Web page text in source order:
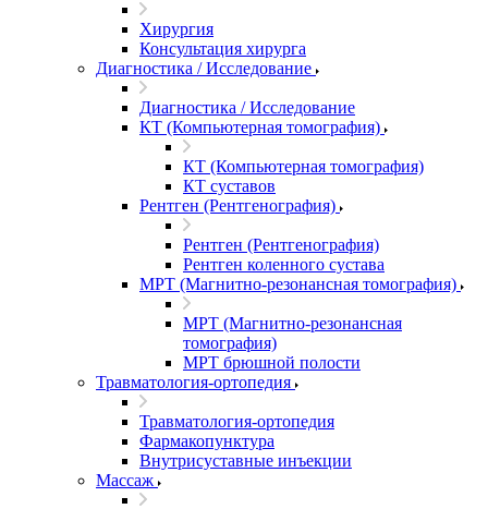
Хирургия
Консультация хирурга
Диагностика / Исследование
Диагностика / Исследование
КТ (Компьютерная томография)
КТ (Компьютерная томография)
КТ суставов
Рентген (Рентгенография)
Рентген (Рентгенография)
Рентген коленного сустава
МРТ (Магнитно-резонансная томография)
МРТ (Магнитно-резонансная
томография)
МРТ брюшной полости
Травматология-ортопедия
Травматология-ортопедия
Фармакопунктура
Внутрисуставные инъекции
Массаж